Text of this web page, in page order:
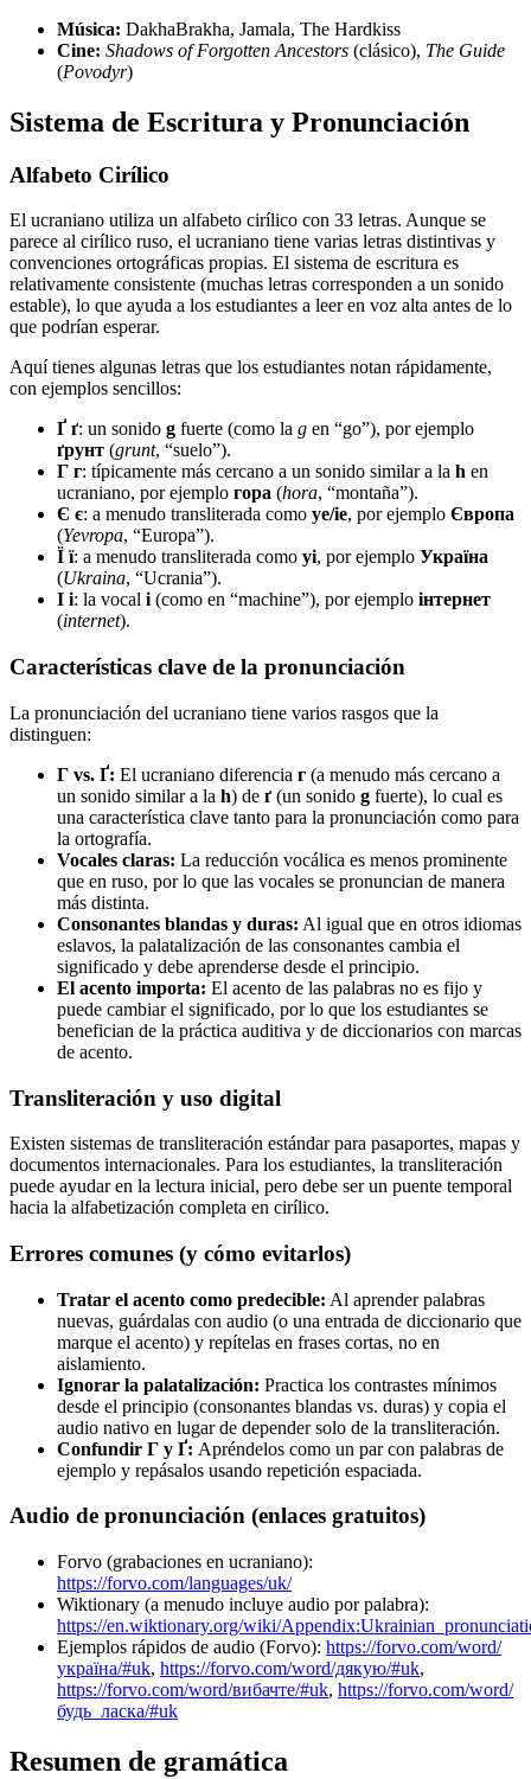
Música: DakhaBrakha, Jamala, The Hardkiss
Cine: Shadows of Forgotten Ancestors (clásico), The Guide
(Povodyr)
Sistema de Escritura y Pronunciación
Alfabeto Cirílico
El ucraniano utiliza un alfabeto cirílico con 33 letras. Aunque se
parece al cirílico ruso, el ucraniano tiene varias letras distintivas y
convenciones ortográficas propias. El sistema de escritura es
relativamente consistente (muchas letras corresponden a un sonido
estable), lo que ayuda a los estudiantes a leer en voz alta antes de lo
que podrían esperar.
Aquí tienes algunas letras que los estudiantes notan rápidamente,
con ejemplos sencillos:
Ґ ґ: un sonido g fuerte (como la g en “go”), por ejemplo
ґрунт (grunt, “suelo”).
Г г: típicamente más cercano a un sonido similar a la h en
ucraniano, por ejemplo гора (hora, “montaña”).
Є є: a menudo transliterada como ye/ie, por ejemplo Європа
(Yevropa, “Europa”).
Ї ї: a menudo transliterada como yi, por ejemplo Україна
(Ukraina, “Ucrania”).
І і: la vocal i (como en “machine”), por ejemplo інтернет
(internet).
Características clave de la pronunciación
La pronunciación del ucraniano tiene varios rasgos que la
distinguen:
Г vs. Ґ: El ucraniano diferencia г (a menudo más cercano a
un sonido similar a la h) de ґ (un sonido g fuerte), lo cual es
una característica clave tanto para la pronunciación como para
la ortografía.
Vocales claras: La reducción vocálica es menos prominente
que en ruso, por lo que las vocales se pronuncian de manera
más distinta.
Consonantes blandas y duras: Al igual que en otros idiomas
eslavos, la palatalización de las consonantes cambia el
significado y debe aprenderse desde el principio.
El acento importa: El acento de las palabras no es fijo y
puede cambiar el significado, por lo que los estudiantes se
benefician de la práctica auditiva y de diccionarios con marcas
de acento.
Transliteración y uso digital
Existen sistemas de transliteración estándar para pasaportes, mapas y
documentos internacionales. Para los estudiantes, la transliteración
puede ayudar en la lectura inicial, pero debe ser un puente temporal
hacia la alfabetización completa en cirílico.
Errores comunes (y cómo evitarlos)
Tratar el acento como predecible: Al aprender palabras
nuevas, guárdalas con audio (o una entrada de diccionario que
marque el acento) y repítelas en frases cortas, no en
aislamiento.
Ignorar la palatalización: Practica los contrastes mínimos
desde el principio (consonantes blandas vs. duras) y copia el
audio nativo en lugar de depender solo de la transliteración.
Confundir Г y Ґ: Apréndelos como un par con palabras de
ejemplo y repásalos usando repetición espaciada.
Audio de pronunciación (enlaces gratuitos)
Forvo (grabaciones en ucraniano):
https://forvo.com/languages/uk/
Wiktionary (a menudo incluye audio por palabra):
https://en.wiktionary.org/wiki/
Ejemplos rápidos de audio (Forvo): https://forvo.com/word/
україна/#uk, https://forvo.com/word/дякую/#uk,
https://forvo.com/word/вибачте/#uk, https://forvo.com/word/
будь_ласка/#uk
Resumen de gramática